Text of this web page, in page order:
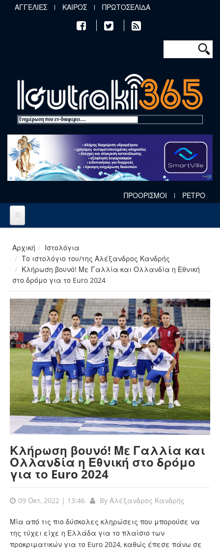
Παράκαμψη προς το κυρίως περιεχόμενο
ΑΓΓΕΛΙΕΣ ΚΑΙΡΟΣ ΠΡΩΤΟΣΕΛΙΔΑ
Φόρμα
Αναζήτηση
ΠΡΟΟΡΙΣΜΟΙ ΡΕΤΡΟ
Αρχική
Ιστολόγια
Το ιστολόγιο του/της Αλέξανδρος Κανδρής
Κλήρωση βουνό! Με Γαλλία και Ολλανδία η Εθνική
στο δρόμο για το Euro 2024
Κλήρωση βουνό! Με Γαλλία και
Ολλανδία η Εθνική στο δρόμο
για το Euro 2024
09 Οκτ, 2022 | 13:46 By Αλέξανδρος Κανδρής
Μία από τις πιο δύσκολες κληρώσεις που μπορούσε να
της τύχει είχε η Ελλάδα για το πλαίσιο των
προκριματικών για το Euro 2024, καθώς έπεσε πάνω σε